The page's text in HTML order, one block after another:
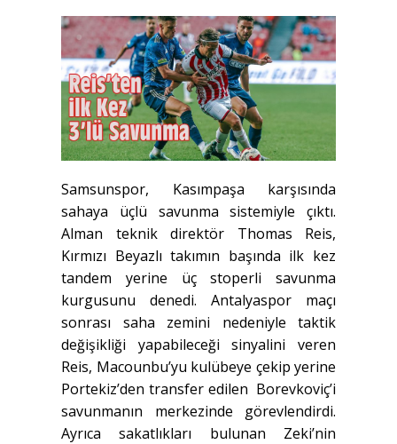
Samsunspor, Kasımpaşa karşısında
sahaya üçlü savunma sistemiyle çıktı.
Alman teknik direktör Thomas Reis,
Kırmızı Beyazlı takımın başında ilk kez
tandem yerine üç stoperli savunma
kurgusunu denedi. Antalyaspor maçı
sonrası saha zemini nedeniyle taktik
değişikliği yapabileceği sinyalini veren
Reis, Macounbu’yu kulübeye çekip yerine
Portekiz’den transfer edilen Borevkoviç’i
savunmanın merkezinde görevlendirdi.
Ayrıca sakatlıkları bulunan Zeki’nin